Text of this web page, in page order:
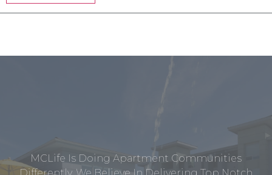
MCLife Is Doing Apartment Communities